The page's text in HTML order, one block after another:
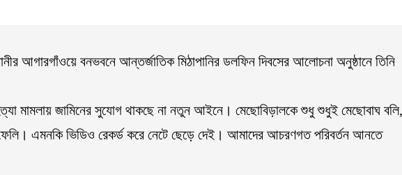
আগারগাঁওয়ে বনভবনে আন্তর্জাতিক মিঠাপানির ডলফিন দিবসের আলোচনা অনুষ্ঠানে তিনি
মামলায় জামিনের সুযোগ থাকছে না নতুন আইনে। মেছোবিড়ালকে শুধু শুধুই মেছোবাঘ বলি,
এমনকি ভিডিও রেকর্ড করে নেটে ছেড়ে দেই। আমাদের আচরণগত পরিবর্তন আনতে